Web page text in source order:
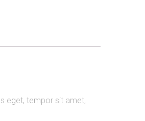
eget, tempor sit amet,